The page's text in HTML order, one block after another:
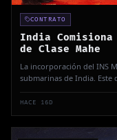
CONTRATO
India Comisiona
de Clase Mahe
La incorporación del INS
submarinas de India. Este
HACE 16D